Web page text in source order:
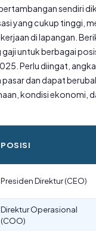
sendiri
yang cukup tinggi,
di lapangan.
untuk berbagai
Perlu diingat,
dan dapat
kondisi ekonomi,
POSISI
Presiden Direktur (CEO)
Direktur Operasional
(COO)